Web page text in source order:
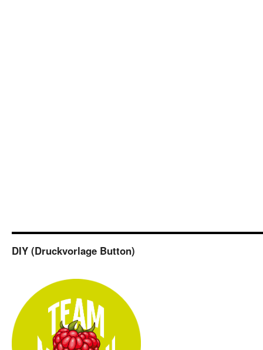
DIY (Druckvorlage Button)